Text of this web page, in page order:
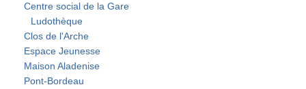
Centre social de la Gare
Ludothèque
Clos de l'Arche
Espace Jeunesse
Maison Aladenise
Pont-Bordeau